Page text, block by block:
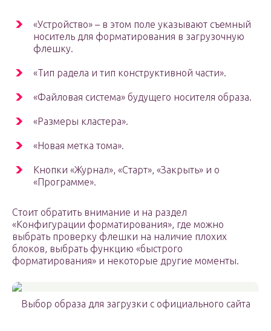
«Устройство» – в этом поле указывают съемный
носитель для форматирования в загрузочную
флешку.
«Тип радела и тип конструктивной части».
«Файловая система» будущего носителя образа.
«Размеры кластера».
«Новая метка тома».
Кнопки «Журнал», «Старт», «Закрыть» и о
«Программе».
Стоит обратить внимание и на раздел
«Конфигурации форматирования», где можно
выбрать проверку флешки на наличие плохих
блоков, выбрать функцию «быстрого
форматирования» и некоторые другие моменты.
Выбор образа для загрузки с официального сайта